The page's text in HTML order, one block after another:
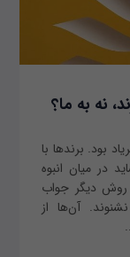
نه به ما؟
بود. برندها با
در میان انبوه
روش دیگر جواب
آن‌ها از